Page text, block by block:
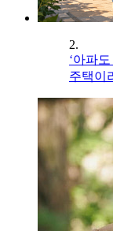
2.
‘아파
주택이